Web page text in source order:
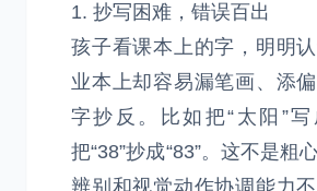
1. 抄写困难，错误百出
孩子看课本上的字，明明
业本上却容易漏笔画、添
字抄反。比如把“太阳”写
把“38”抄成“83”。这不是粗
辨别和视觉动作协调能力